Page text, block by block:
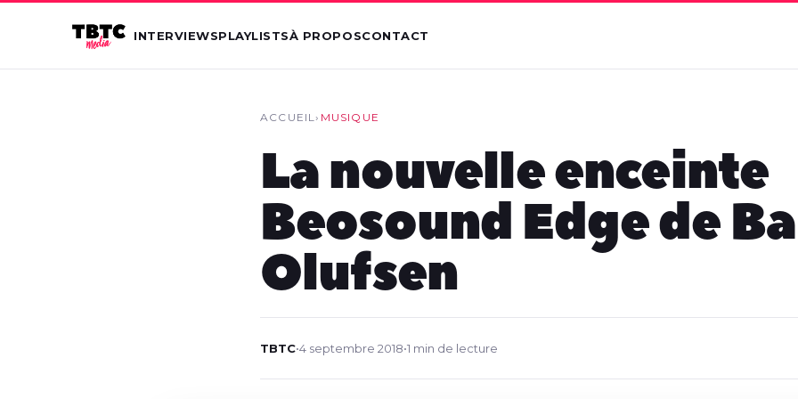
INTERVIEWSPLAYLISTSÀ PROPOSCONTACT
ACCUEIL› MUSIQUE
La nouvelle enceinte
Beosound Edge de
Olufsen
TBTC•4 septembre 2018•1 min de lecture